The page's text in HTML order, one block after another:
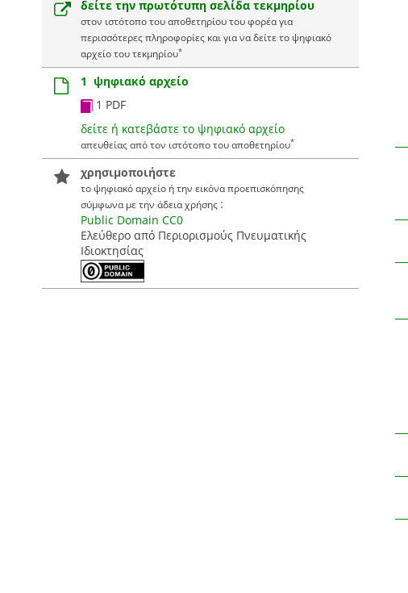
δείτε την πρωτότυπη σελίδα τεκμηρίου
στον ιστότοπο του αποθετηρίου του φορέα για
περισσότερες πληροφορίες και για να δείτε το ψηφιακό
αρχείο του τεκμηρίου*
1 ψηφιακό αρχείο
1 PDF
δείτε ή κατεβάστε το ψηφιακό αρχείο
απευθείας από τον ιστότοπο του αποθετηρίου*
χρησιμοποιήστε
το ψηφιακό αρχείο ή την εικόνα προεπισκόπησης
σύμφωνα με την άδεια χρήσης :
Public Domain CC0
Ελεύθερο από Περιορισμούς Πνευματικής
Ιδιοκτησίας